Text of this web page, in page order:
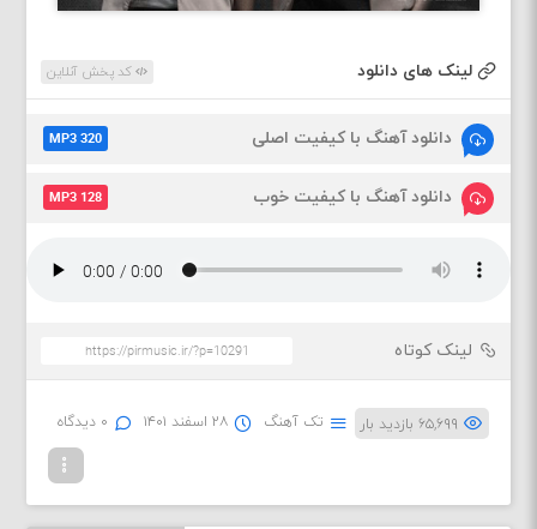
لینک های دانلود کد پخش آنلاین
دانلود آهنگ با کیفیت اصلی MP3 320
دانلود آهنگ با کیفیت خوب MP3 128
لینک کوتاه
۶۵,۶۹۹ بازدید بار تک آهنگ ۲۸ اسفند ۱۴۰۱ ۰ دیدگاه